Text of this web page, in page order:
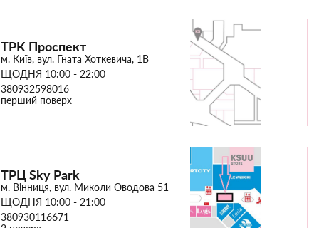
ТРК Проспект
м. Київ, вул. Гната Хоткевича, 1В
ЩОДНЯ 10:00 - 22:00
380932598016
перший поверх
ТРЦ Sky Park
м. Вінниця, вул. Миколи Оводова 51
ЩОДНЯ 10:00 - 21:00
380930116671